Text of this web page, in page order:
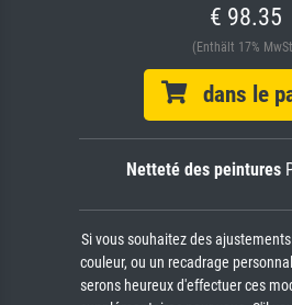
€ 98.35
(Enthält 17%
dans le
Netteté des peintures
Si vous souhaitez des
couleur, ou un recadrage
serons heureux d'effectuer ces